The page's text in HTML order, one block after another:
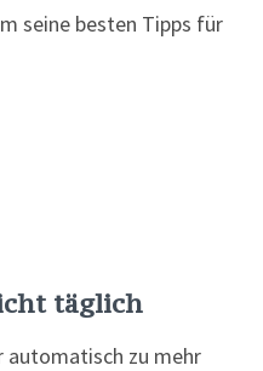
seine besten Tipps für
täglich
automatisch zu mehr